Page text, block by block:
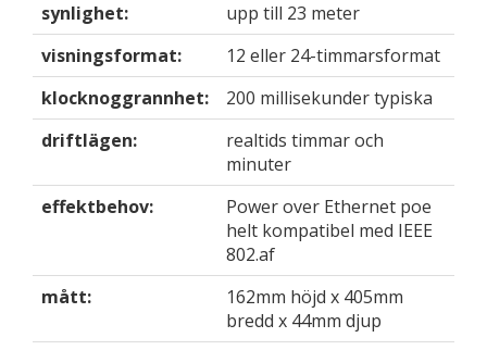
synlighet:
upp till 23 meter
visningsformat:
12 eller 24-timmarsformat
klocknoggrannhet:
200 millisekunder typiska
driftlägen:
realtids timmar och
minuter
effektbehov:
Power over Ethernet poe
helt kompatibel med IEEE
802.af
mått:
162mm höjd x 405mm
bredd x 44mm djup